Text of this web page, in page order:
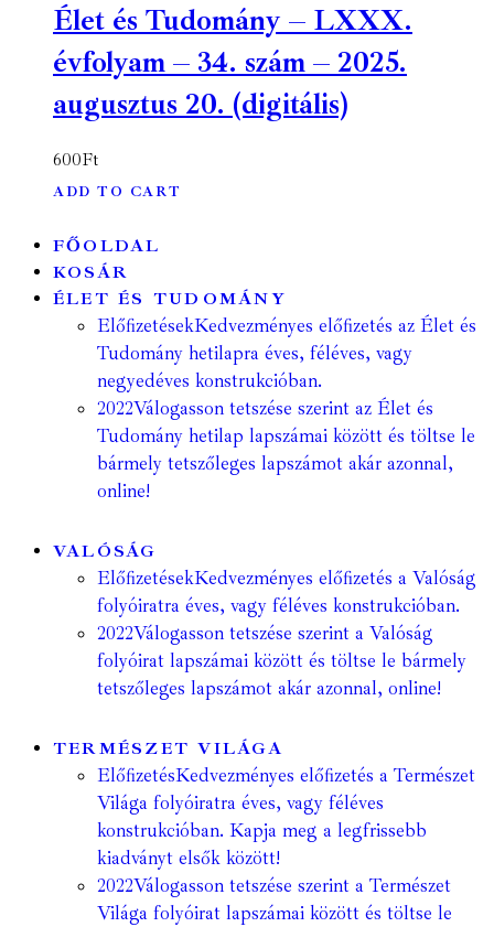
Élet és Tudomány – LXXX.
évfolyam – 34. szám – 2025.
augusztus 20. (digitális)
600Ft
ADD TO CART
FŐOLDAL
KOSÁR
ÉLET ÉS TUDOMÁNY
ElőfizetésekKedvezményes előfizetés az Élet és
Tudomány hetilapra éves, féléves, vagy
negyedéves konstrukcióban.
2022Válogasson tetszése szerint az Élet és
Tudomány hetilap lapszámai között és töltse le
bármely tetszőleges lapszámot akár azonnal,
online!
VALÓSÁG
ElőfizetésekKedvezményes előfizetés a Valóság
folyóiratra éves, vagy féléves konstrukcióban.
2022Válogasson tetszése szerint a Valóság
folyóirat lapszámai között és töltse le bármely
tetszőleges lapszámot akár azonnal, online!
TERMÉSZET VILÁGA
ElőfizetésKedvezményes előfizetés a Természet
Világa folyóiratra éves, vagy féléves
konstrukcióban. Kapja meg a legfrissebb
kiadványt elsők között!
2022Válogasson tetszése szerint a Természet
Világa folyóirat lapszámai között és töltse le